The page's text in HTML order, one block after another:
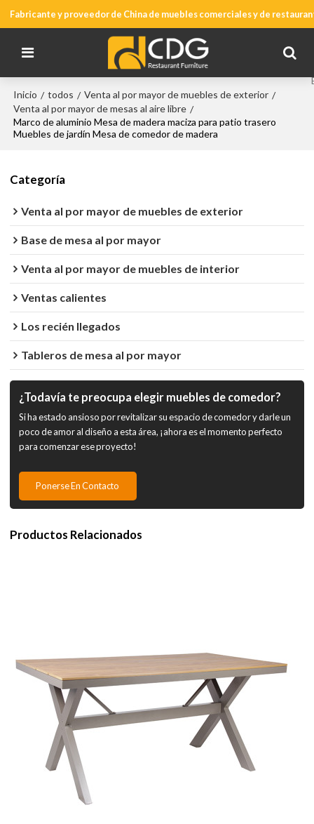
Fabricante y proveedor de China de muebles comerciales y de
Inicio / todos / Venta al por mayor de muebles de exterior /
Venta al por mayor de mesas al aire libre /
Marco de aluminio Mesa de madera maciza para patio trasero
Muebles de jardín Mesa de comedor de madera
Categoría
Venta al por mayor de muebles de exterior
Base de mesa al por mayor
Venta al por mayor de muebles de interior
Ventas calientes
Los recién llegados
Tableros de mesa al por mayor
¿Todavía te preocupa elegir muebles de comedor?
Si ha estado ansioso por revitalizar su espacio de comedor y darle un
poco de amor al diseño a esta área, ¡ahora es el momento perfecto
para comenzar ese proyecto!
Ponerse En Contacto
Productos Relacionados